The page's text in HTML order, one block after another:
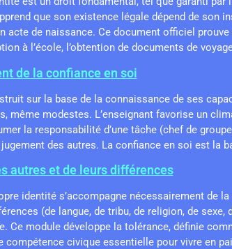
que son existence légale dépend de son
acte de naissance. Ce document officiel
à l’école, l’obtention de documents de
de la confiance en soi
sur la base de la connaissance de ses
même modestes. L’enseignant favorise un
la responsabilité d’une tâche (chef de
des autres. La confiance en soi est la
autres et de leurs différences
identité s’accompagne nécessairement de
(de langue, de tribu, de religion, de sexe,
Ce module développe la tolérance, définie
compétence civique essentielle pour vivre en